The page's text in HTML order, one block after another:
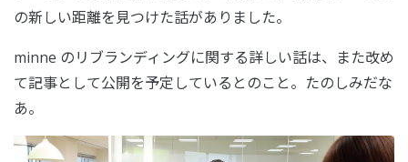
の新しい距離を見つけた話がありました。
minne のリブランディングに関する詳しい話は、また改め
て記事として公開を予定しているとのこと。たのしみだな
あ。